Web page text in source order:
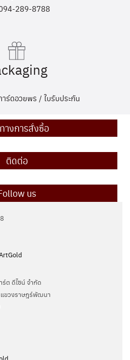
289-8788
ร์ดอวยพร / ใบรับประกัน
างการสั่งซื้อ
ติดต่อ
us
ต ดีไซน์ จำกัด
ขวงราษฎร์พัฒนา